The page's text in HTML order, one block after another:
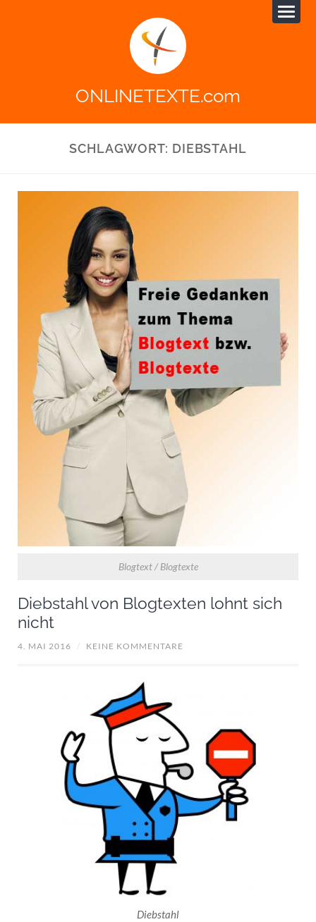
ONLINETEXTE.com
SCHLAGWORT: DIEBSTAHL
Blogtext / Blogtexte
Diebstahl von Blogtexten lohnt sich
nicht
4. MAI 2016 / KEINE KOMMENTARE
Diebstahl